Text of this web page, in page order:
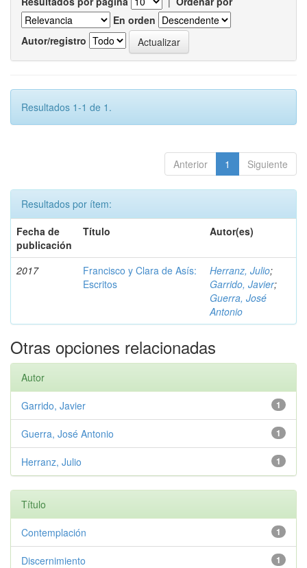
En orden
Autor/registro
Resultados 1-1 de 1.
Anterior 1 Siguiente
Resultados por ítem:
Fecha de
publicación
Título Autor(es)
2017
Francisco y Clara de Asís:
Escritos
Herranz, Julio;
Garrido, Javier;
Guerra, José
Antonio
Otras opciones relacionadas
Autor
1
Garrido, Javier
1
Guerra, José Antonio
1
Herranz, Julio
Título
1
Contemplación
1
Discernimiento